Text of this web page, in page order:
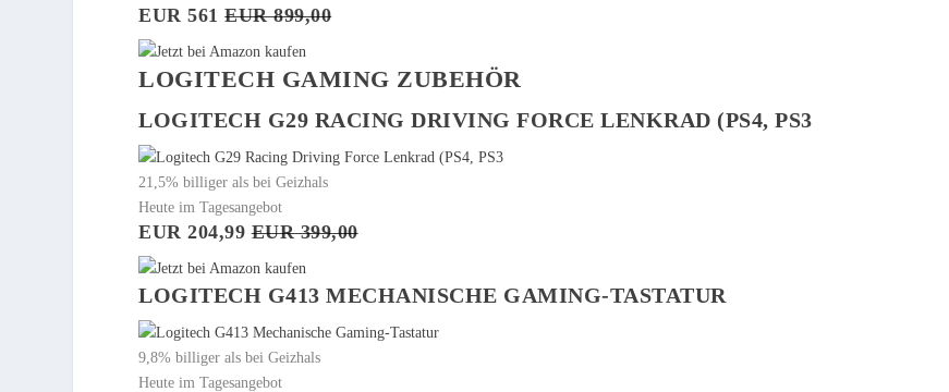
EUR 561EUR 899,00
LOGITECH GAMING ZUBEHÖR
LOGITECH G29 RACING DRIVING FORCE LENKRAD (PS4, PS3
21,5% billiger als bei Geizhals
Heute im Tagesangebot
EUR 204,99EUR 399,00
LOGITECH G413 MECHANISCHE GAMING-TASTATUR
9,8% billiger als bei Geizhals
Heute im Tagesangebot